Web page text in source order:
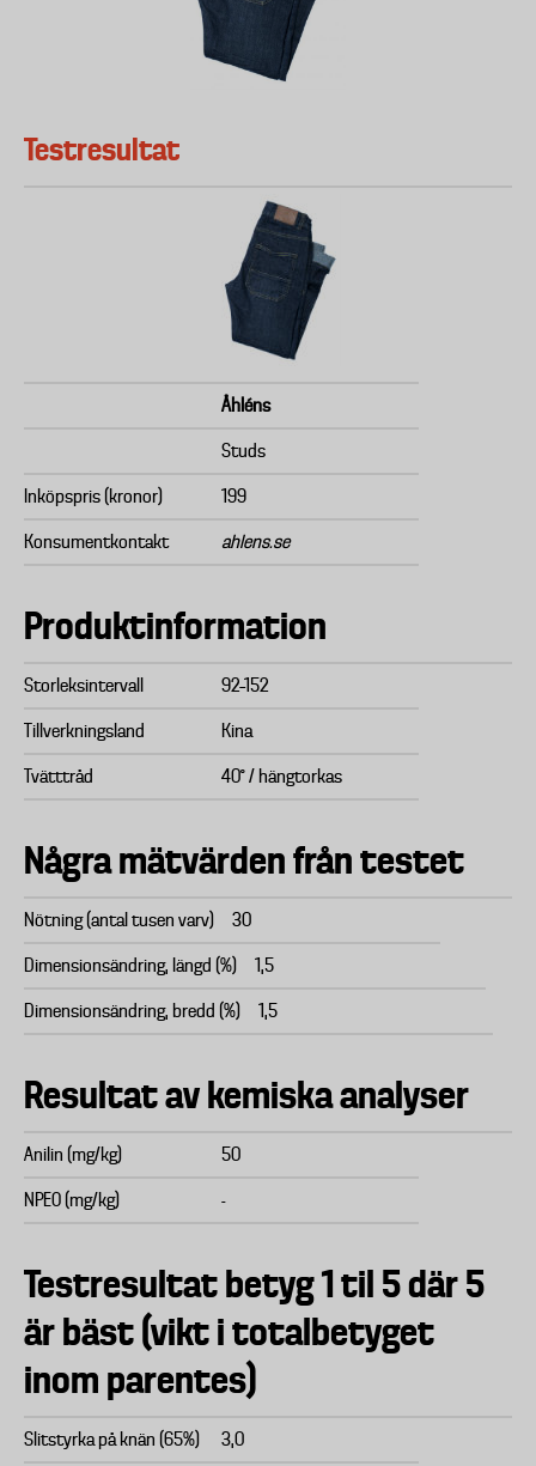
Testresultat
Åhléns
Studs
Inköpspris (kronor) 199
Konsumentkontakt ahlens.se
Produktinformation
Storleksintervall 92–152
Tillverkningsland Kina
Tvätttråd 40° / hängtorkas
Några mätvärden från testet
Nötning (antal tusen varv) 30
Dimensionsändring, längd (%) 1,5
Dimensionsändring, bredd (%) 1,5
Resultat av kemiska analyser
Anilin (mg/kg) 50
NPEO (mg/kg) -
Testresultat betyg 1 til 5 där 5
är bäst (vikt i totalbetyget
inom parentes)
Slitstyrka på knän (65%) 3,0